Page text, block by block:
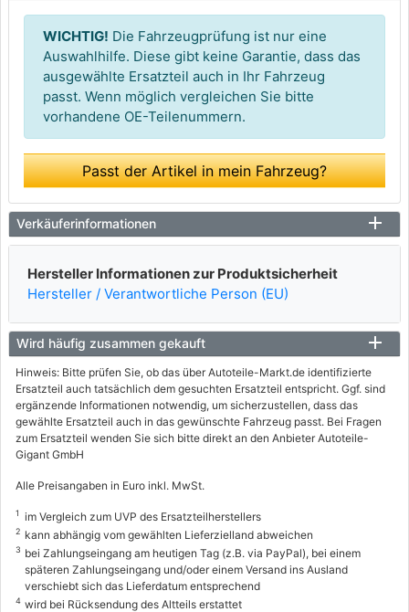
WICHTIG! Die Fahrzeugprüfung ist nur eine
Auswahlhilfe. Diese gibt keine Garantie, dass das
ausgewählte Ersatzteil auch in Ihr Fahrzeug
passt. Wenn möglich vergleichen Sie bitte
vorhandene OE-Teilenummern.
Passt der Artikel in mein Fahrzeug?
Verkäuferinformationen
Hersteller Informationen zur Produktsicherheit
Hersteller / Verantwortliche Person (EU)
Wird häufig zusammen gekauft
Hinweis: Bitte prüfen Sie, ob das über Autoteile-Markt.de identifizierte
Ersatzteil auch tatsächlich dem gesuchten Ersatzteil entspricht. Ggf. sind
ergänzende Informationen notwendig, um sicherzustellen, dass das
gewählte Ersatzteil auch in das gewünschte Fahrzeug passt. Bei Fragen
zum Ersatzteil wenden Sie sich bitte direkt an den Anbieter Autoteile-
Gigant GmbH
Alle Preisangaben in Euro inkl. MwSt.
1 im Vergleich zum UVP des Ersatzteilherstellers
2 kann abhängig vom gewählten Lieferzielland abweichen
3 bei Zahlungseingang am heutigen Tag (z.B. via PayPal), bei einem
späteren Zahlungseingang und/oder einem Versand ins Ausland
verschiebt sich das Lieferdatum entsprechend
4 wird bei Rücksendung des Altteils erstattet